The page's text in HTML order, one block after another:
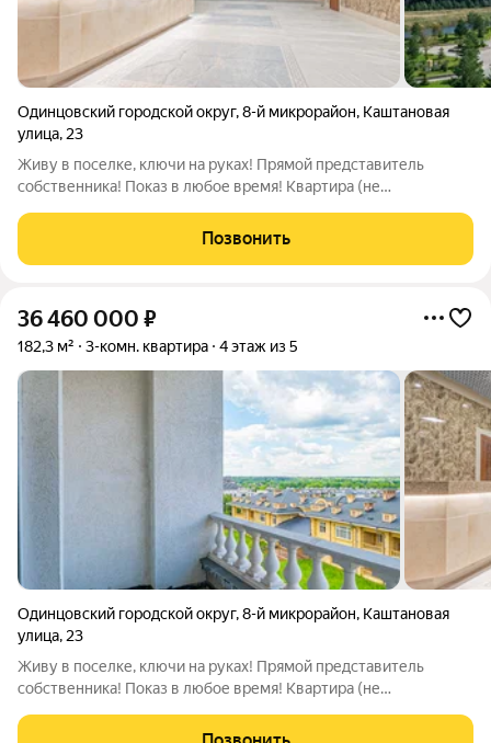
Одинцовский городской округ,8-й микрорайон, Каштановая
улица, 23
Живу в поселке, ключи на руках! Прямой представитель
собственника! Показ в любое время! Квартира (не
самой выгодной цене. 4 комнатная квартира 216,8 м2 на 5
этаже с лоджией 9 м2. Квартира угловая,
Позвонить
36 460 000 ₽
182,3 м² 3-комн. квартира 4 этаж из 5
Одинцовский городской округ,8-й микрорайон, Каштановая
улица, 23
Живу в поселке, ключи на руках! Прямой представитель
собственника! Показ в любое время! Квартира (не
доме по самой выгодной цене. 3 комнатная квартира 182,3 м2